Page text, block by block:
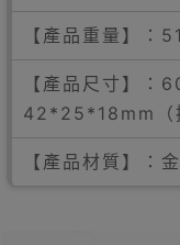
【產品重量】：
【產品尺寸】：
42*25*18mm（
【產品材質】：